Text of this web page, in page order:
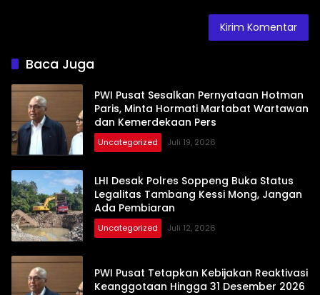
Baca Juga
PWI Pusat Sesalkan Pernyataan Hotman
Paris, Minta Hormati Martabat Wartawan
dan Kemerdekaan Pers
Uncategorized Juli 19, 2026
LHI Desak Polres Soppeng Buka Status
Legalitas Tambang Kessi Mong, Jangan
Ada Pembiaran
Uncategorized Juli 12, 2026
PWI Pusat Tetapkan Kebijakan Reaktivasi
Keanggotaan Hingga 31 Desember 2026